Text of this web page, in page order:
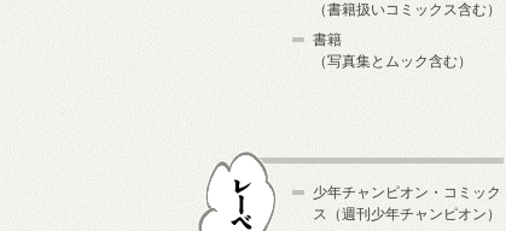
（書籍扱いコミックス含む）
書籍
（写真集とムック含む）
少年チャンピオン・コミック
ス（週刊少年チャンピオン）